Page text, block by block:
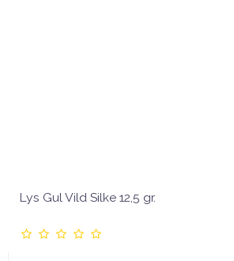
Lys Gul Vild Silke 12,5 gr.